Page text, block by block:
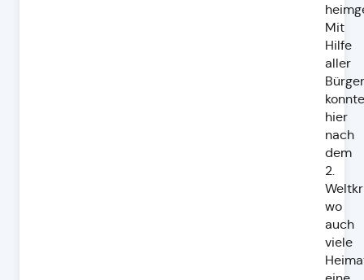
Mit
Hilfe
aller
Bürger
konnte
hier
nach
dem
2.
wo
auch
viele